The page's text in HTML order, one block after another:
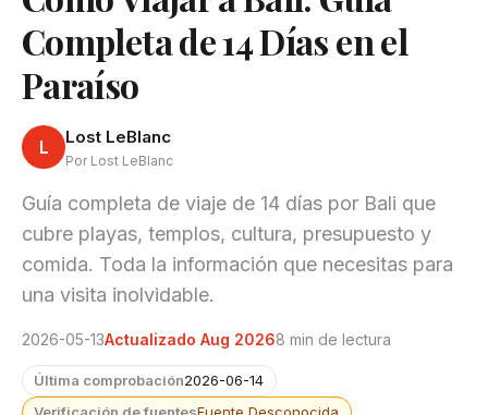
Completa de 14 Días en el
Paraíso
L Lost LeBlanc
Por Lost LeBlanc
Guía completa de viaje de 14 días por Bali que
cubre playas, templos, cultura, presupuesto y
comida. Toda la información que necesitas para
una visita inolvidable.
2026-05-13Actualizado Aug 20268 min de lectura
Última comprobación2026-06-14